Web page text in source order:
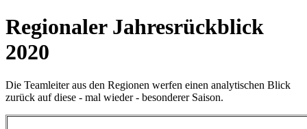
Regionaler Jahresrückblick
2020
Die Teamleiter aus den Regionen werfen einen analytischen Blick
zurück auf diese - mal wieder - besonderer Saison.